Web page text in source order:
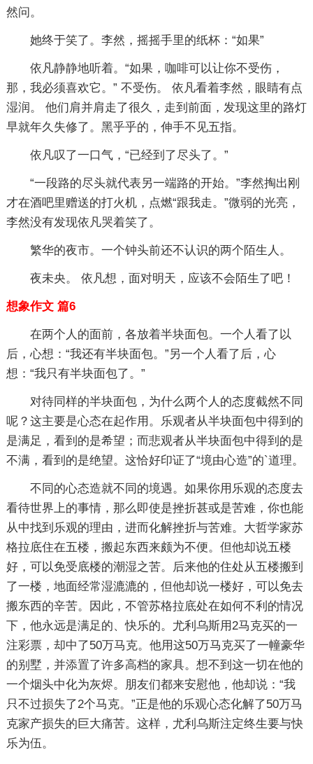
然问。
她终于笑了。李然，摇摇手里的纸杯：“如果”
依凡静静地听着。“如果，咖啡可以让你不受伤，
那，我必须喜欢它。” 不受伤。 依凡看着李然，眼睛有点
湿润。 他们肩并肩走了很久，走到前面，发现这里的路灯
早就年久失修了。黑乎乎的，伸手不见五指。
依凡叹了一口气，“已经到了尽头了。”
“一段路的尽头就代表另一端路的开始。”李然掏出刚
才在酒吧里赠送的打火机，点燃“跟我走。”微弱的光亮，
李然没有发现依凡哭着笑了。
繁华的夜市。一个钟头前还不认识的两个陌生人。
夜未央。 依凡想，面对明天，应该不会陌生了吧！
想象作文 篇6
在两个人的面前，各放着半块面包。一个人看了以
后，心想：“我还有半块面包。”另一个人看了后，心
想：“我只有半块面包了。”
对待同样的半块面包，为什么两个人的态度截然不同
呢？这主要是心态在起作用。乐观者从半块面包中得到的
是满足，看到的是希望；而悲观者从半块面包中得到的是
不满，看到的是绝望。这恰好印证了“境由心造”的`道理。
不同的心态造就不同的境遇。如果你用乐观的态度去
看待世界上的事情，那么即使是挫折甚或是苦难，你也能
从中找到乐观的理由，进而化解挫折与苦难。大哲学家苏
格拉底住在五楼，搬起东西来颇为不便。但他却说五楼
好，可以免受底楼的潮湿之苦。后来他的住处从五楼搬到
了一楼，地面经常湿漉漉的，但他却说一楼好，可以免去
搬东西的辛苦。因此，不管苏格拉底处在如何不利的情况
下，他永远是满足的、快乐的。尤利乌斯用2马克买的一
注彩票，却中了50万马克。他用这50万马克买了一幢豪华
的别墅，并添置了许多高档的家具。想不到这一切在他的
一个烟头中化为灰烬。朋友们都来安慰他，他却说：“我
只不过损失了2个马克。”正是他的乐观心态化解了50万马
克家产损失的巨大痛苦。这样，尤利乌斯注定终生要与快
乐为伍。